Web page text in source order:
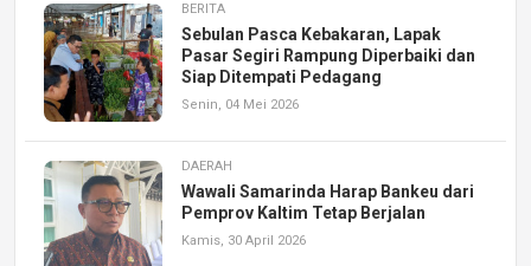
BERITA
Sebulan Pasca Kebakaran, Lapak
Pasar Segiri Rampung Diperbaiki dan
Siap Ditempati Pedagang
Senin, 04 Mei 2026
DAERAH
Wawali Samarinda Harap Bankeu dari
Pemprov Kaltim Tetap Berjalan
Kamis, 30 April 2026